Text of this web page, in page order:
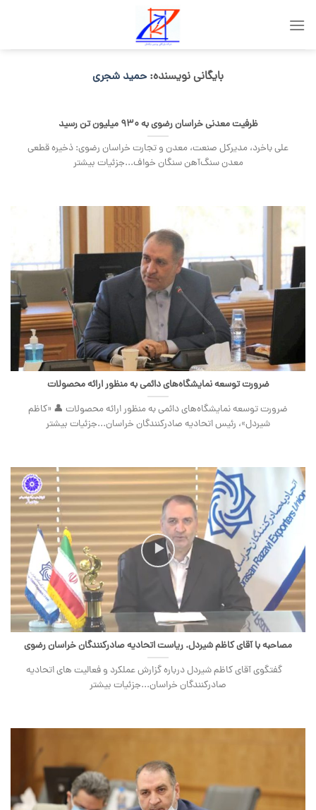
بایگانی نویسنده:حمید شجری
ظرفیت معدنی خراسان رضوی به ۹۳۰ میلیون تن رسید
علی باخرد، مدیرکل صنعت، معدن و تجارت خراسان رضوی: ذخیره قطعی
معدن سنگ‌آهن سنگان خواف...جزئیات بیشتر
ضرورت توسعه نمایشگاه‌های دائمی به منظور ارائه محصولات
ضرورت توسعه نمایشگاه‌های دائمی به منظور ارائه محصولات 👤 «کاظم
شیردل»، رئیس اتحادیه صادرکنندگان خراسان...جزئیات بیشتر
مصاحبه با آقای کاظم شیردل. ریاست اتحادیه صادرکنندگان خراسان رضوی
گفتگوی آقای کاظم شیردل درباره گزارش عملکرد و فعالیت های اتحادیه
صادرکنندگان خراسان...جزئیات بیشتر